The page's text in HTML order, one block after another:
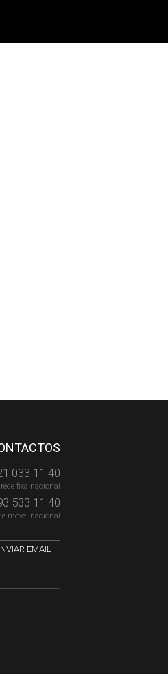
033 11 40
fixa nacional
533 11 40
móvel nacional
EMAIL